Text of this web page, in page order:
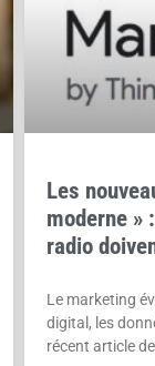
Les
moderne »
radio
Le marketing
digital, les
récent article